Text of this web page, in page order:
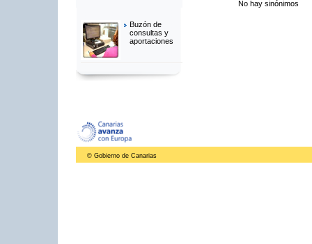
Buzón de
consultas y
aportaciones
No hay sinónimos
© Gobierno de Canarias